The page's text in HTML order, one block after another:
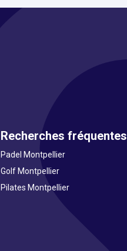
Recherches fréquentes
Padel Montpellier
Golf Montpellier
Pilates Montpellier